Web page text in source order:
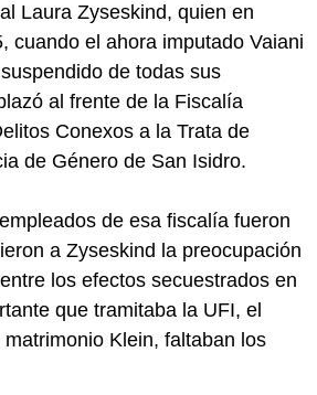
Laura Zyseskind, quien en
cuando el ahora imputado Vaiani
de todas sus
al frente de la Fiscalía
Conexos a la Trata de
de Género de San Isidro.
de esa fiscalía fueron
a Zyseskind la preocupación
los efectos secuestrados en
que tramitaba la UFI, el
Klein, faltaban los